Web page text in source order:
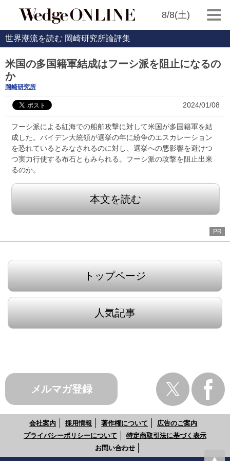
8/8(土)
世界潮流を読む 岡崎研究所論評集
米国の多国籍軍結成はフーシ派を阻止になるの
か
岡崎研究所
2024/01/08
フーシ派による紅海での船舶攻撃に対して米国が多国籍軍を結
成した。バイデン大統領が選挙の年に紛争のエスカレーション
を恐れているとみなされるのに対し、選挙への悪影響を避けつ
つ実力行使する布石ともみられる。フーシ派の攻撃を阻止出来
るのか。
本文を読む
PR
トップページ
人気記事
メルマガ登録
会社案内 採用情報 著作権について
広告のご案内
プライバシーポリシーについて
特定商取引法に基づく表示
お問い合わせ